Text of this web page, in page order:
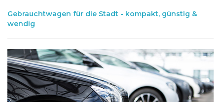
Gebrauchtwagen für die Stadt - kompakt, günstig &
wendig